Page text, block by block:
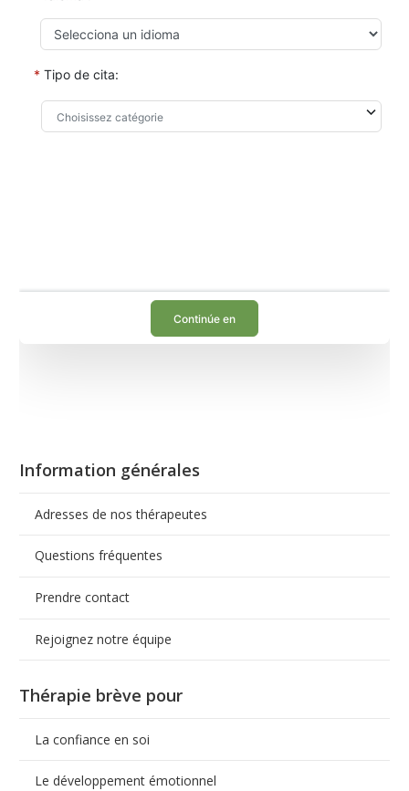
Information générales
Adresses de nos thérapeutes
Questions fréquentes
Prendre contact
Rejoignez notre équipe
Thérapie brève pour
La confiance en soi
Le développement émotionnel